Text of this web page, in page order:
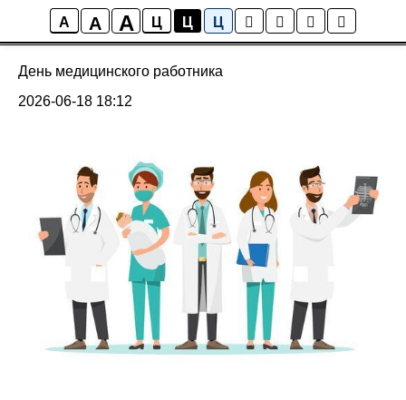
A A A Ц Ц Ц
лагерь
День медицинского работника
2026-06-18 18:12